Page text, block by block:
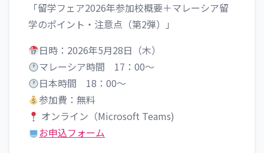
「留学フェア2026年参加校概要＋マレーシア留
学のポイント・注意点（第2弾）」
日時：2026年5月28日（木）
マレーシア時間 17：00～
日本時間 18：00～
参加費：無料
オンライン（Microsoft Teams)
お申込フォーム